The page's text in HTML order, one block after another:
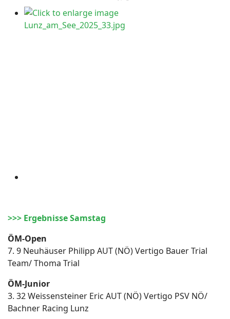
>>> Ergebnisse Samstag
ÖM-Open
7. 9 Neuhäuser Philipp AUT (NÖ) Vertigo Bauer Trial
Team/ Thoma Trial
ÖM-Junior
3. 32 Weissensteiner Eric AUT (NÖ) Vertigo PSV NÖ/
Bachner Racing Lunz